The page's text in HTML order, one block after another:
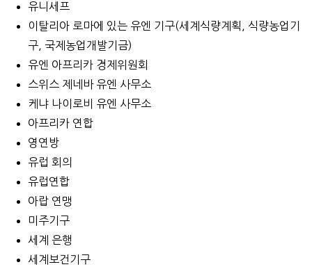
유니세프
이탈리아 로마에 있는 유엔 기구(세계식량계획, 식량농업기
구, 국제농업개발기금)
유엔 아프리카 경제위원회
스위스 제네바 유엔 사무소
케냐 나이로비 유엔 사무소
아프리카 연합
영연방
유럽 회의
유럽연합
아랍 연맹
미주기구
세계 은행
세계보건기구